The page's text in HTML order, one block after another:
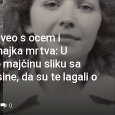
s ocem i
mrtva: U
majčinu sliku sa
da su te lagali o
0